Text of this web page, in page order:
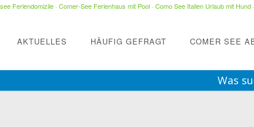
Feriendomizile· Comer-See Ferienhaus mit Pool· Como See Italien Urlaub mit Hund·
AKTUELLES HÄUFIG GEFRAGT COMER SEE
Was